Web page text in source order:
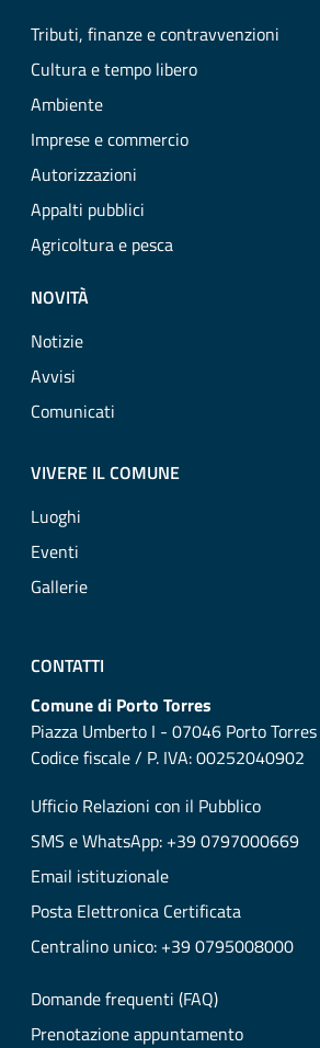
Tributi, finanze e contravvenzioni
Cultura e tempo libero
Ambiente
Imprese e commercio
Autorizzazioni
Appalti pubblici
Agricoltura e pesca
NOVITÀ
Notizie
Avvisi
Comunicati
VIVERE IL COMUNE
Luoghi
Eventi
Gallerie
CONTATTI
Comune di Porto Torres
Piazza Umberto I - 07046 Porto Torres
Codice fiscale / P. IVA: 00252040902
Ufficio Relazioni con il Pubblico
SMS e WhatsApp: +39 0797000669
Email istituzionale
Posta Elettronica Certificata
Centralino unico: +39 0795008000
Domande frequenti (FAQ)
Prenotazione appuntamento